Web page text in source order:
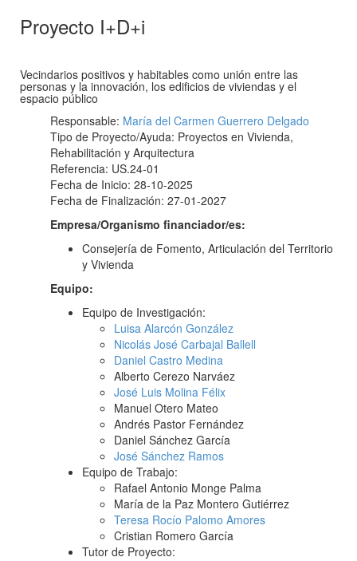
Proyecto I+D+i
Vecindarios positivos y habitables como unión entre las
personas y la innovación, los edificios de viviendas y el
espacio público
Responsable: María del Carmen Guerrero Delgado
Tipo de Proyecto/Ayuda: Proyectos en Vivienda,
Rehabilitación y Arquitectura
Referencia: US.24-01
Fecha de Inicio: 28-10-2025
Fecha de Finalización: 27-01-2027
Empresa/Organismo financiador/es:
Consejería de Fomento, Articulación del Territorio
y Vivienda
Equipo:
Equipo de Investigación:
Luisa Alarcón González
Nicolás José Carbajal Ballell
Daniel Castro Medina
Alberto Cerezo Narváez
José Luis Molina Félix
Manuel Otero Mateo
Andrés Pastor Fernández
Daniel Sánchez García
José Sánchez Ramos
Equipo de Trabajo:
Rafael Antonio Monge Palma
María de la Paz Montero Gutiérrez
Teresa Rocío Palomo Amores
Cristian Romero García
Tutor de Proyecto: